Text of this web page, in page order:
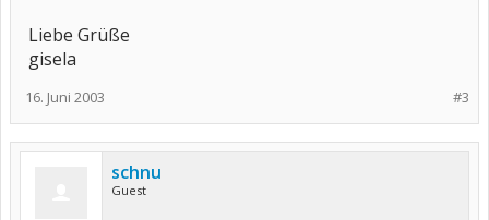
Liebe Grüße
gisela
#3
16. Juni 2003
schnu
Guest